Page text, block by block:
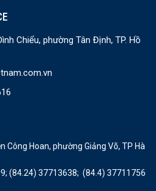
Chiểu, phường Tân Định, TP. Hồ
Công Hoan, phường Giảng Võ, TP Hà
(84.24) 37713638; (84.4) 37711756